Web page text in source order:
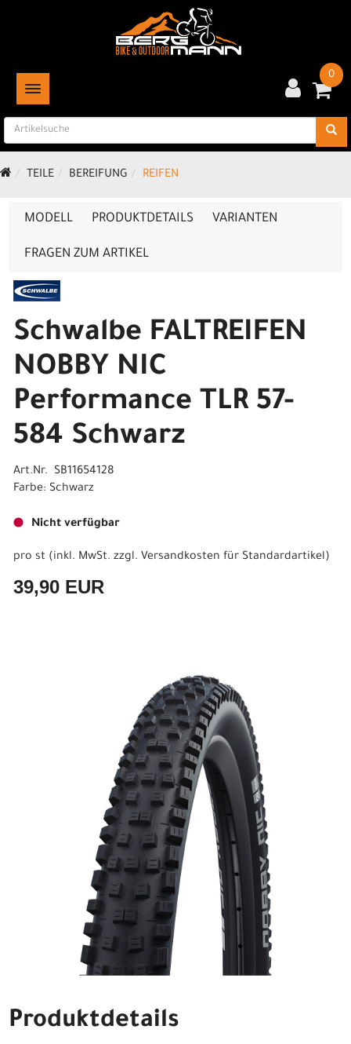
TOGGLE NAVIGATION
0
TEILE BEREIFUNG REIFEN
MODELL PRODUKTDETAILS VARIANTEN
FRAGEN ZUM ARTIKEL
Schwalbe FALTREIFEN
NOBBY NIC
Performance TLR 57-
584 Schwarz
Art.Nr. SB11654128
Farbe: Schwarz
Nicht verfügbar
pro st (inkl. MwSt. zzgl. Versandkosten für Standardartikel)
39,90 EUR
Produktdetails